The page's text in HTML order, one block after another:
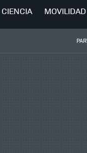
CIENCIA MOVILIDAD